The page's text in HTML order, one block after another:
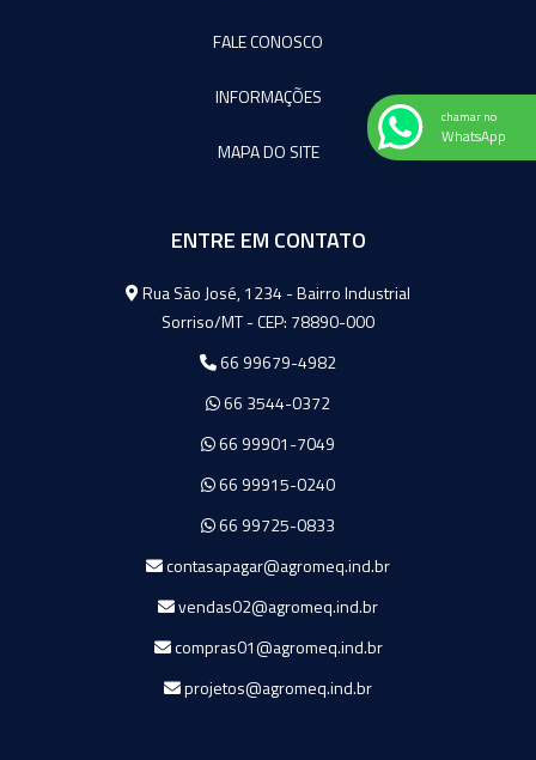
FALE CONOSCO
INFORMAÇÕES
MAPA DO SITE
ENTRE EM CONTATO
Agromeq
Rua São José, 1234 - Bairro Industrial
Sorriso/MT - CEP: 78890-000
66 99679-4982
66 3544-0372
66 99901-7049
66 99915-0240
66 99725-0833
contasapagar@agromeq.ind.br
vendas02@agromeq.ind.br
compras01@agromeq.ind.br
projetos@agromeq.ind.br
chamar no
WhatsApp